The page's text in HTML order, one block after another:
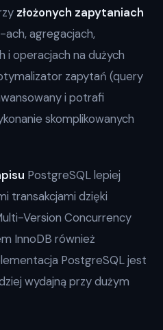
złożonych zapytaniach
agregacjach,
i operacjach na dużych
zapytań (query
i potrafi
skomplikowanych
PostgreSQL lepiej
transakcjami dzięki
Version Concurrency
InnoDB również
PostgreSQL jest
wydajną przy dużym